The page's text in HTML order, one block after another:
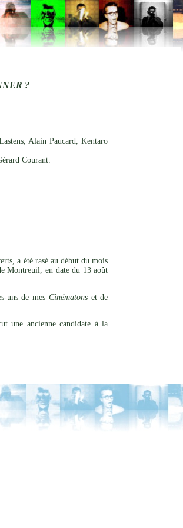
?
Alain Paucard, Kentaro
Courant.
a été rasé au début du mois
Montreuil, en date du 13 août
uns de mes Cinématonset de
une ancienne candidate à la